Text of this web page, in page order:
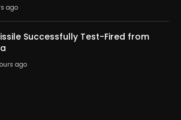
ago
Successfully Test-Fired from
ago